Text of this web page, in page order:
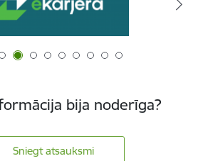
bija noderīga?
Sniegt atsauksmi